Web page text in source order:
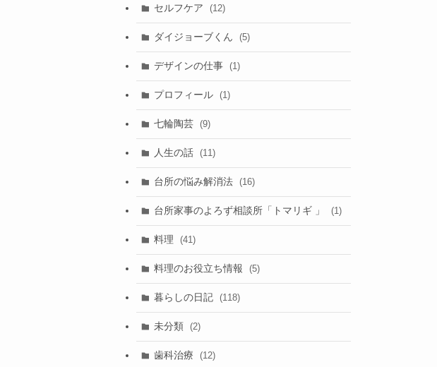
セルフケア (12)
ダイジョーブくん (5)
デザインの仕事 (1)
プロフィール (1)
七輪陶芸 (9)
人生の話 (11)
台所の悩み解消法 (16)
台所家事のよろず相談所「トマリギ 」 (1)
料理 (41)
料理のお役立ち情報 (5)
暮らしの日記 (118)
未分類 (2)
歯科治療 (12)